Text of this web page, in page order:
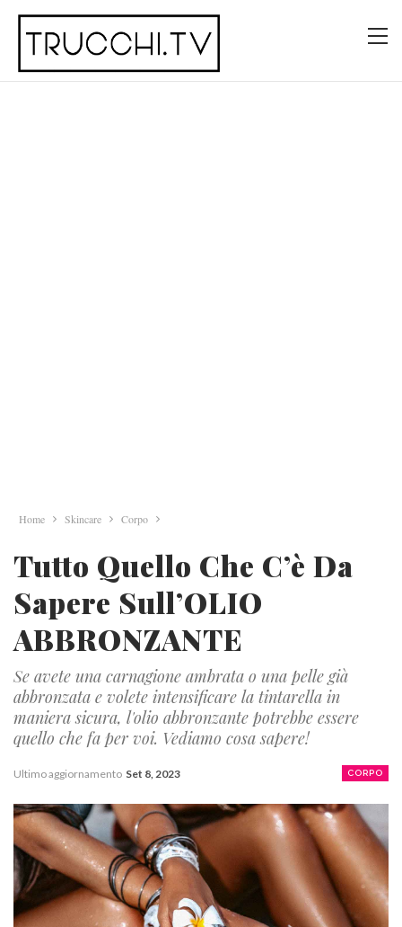
Home Skincare Corpo
Tutto Quello Che C’è Da
Sapere Sull’OLIO
ABBRONZANTE
Se avete una carnagione ambrata o una pelle già
abbronzata e volete intensificare la tintarella in
maniera sicura, l'olio abbronzante potrebbe essere
quello che fa per voi. Vediamo cosa sapere!
CORPO
Ultimo aggiornamento Set 8, 2023